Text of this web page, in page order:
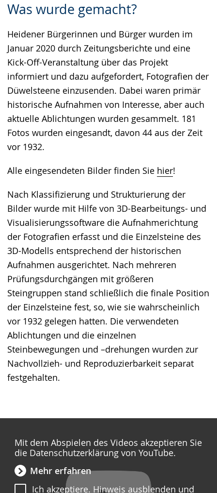
Was wurde gemacht?
Heidener Bürgerinnen und Bürger wurden im
Januar 2020 durch Zeitungsberichte und eine
Kick-Off-Veranstaltung über das Projekt
informiert und dazu aufgefordert, Fotografien der
Düwelsteene einzusenden. Dabei waren primär
historische Aufnahmen von Interesse, aber auch
aktuelle Ablichtungen wurden gesammelt. 181
Fotos wurden eingesandt, davon 44 aus der Zeit
vor 1932.
Alle eingesendeten Bilder finden Sie hier!
Nach Klassifizierung und Strukturierung der
Bilder wurde mit Hilfe von 3D-Bearbeitungs- und
Visualisierungssoftware die Aufnahmerichtung
der Fotografien erfasst und die Einzelsteine des
3D-Modells entsprechend der historischen
Aufnahmen ausgerichtet. Nach mehreren
Prüfungsdurchgängen mit größeren
Steingruppen stand schließlich die finale Position
der Einzelsteine fest, so, wie sie wahrscheinlich
vor 1932 gelegen hatten. Die verwendeten
Ablichtungen und die einzelnen
Steinbewegungen und –drehungen wurden zur
Nachvollzieh- und Reproduzierbarkeit separat
festgehalten.
Leichten
wechseln.
Audio-
Video
Deutscher
Gebärdensprache
wird
angezeigt.
Mit dem Abspielen des Videos akzeptieren Sie
die Datenschutzerklärung von YouTube.
Mehr erfahren
Ich akzeptiere. Hinweis ausblenden und